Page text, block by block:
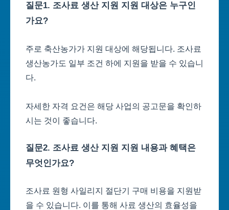
질문1. 조사료 생산 지원 지원 대상은 누구인
가요?
주로 축산농가가 지원 대상에 해당됩니다. 조사료
생산농가도 일부 조건 하에 지원을 받을 수 있습니
다.
자세한 자격 요건은 해당 사업의 공고문을 확인하
시는 것이 좋습니다.
질문2. 조사료 생산 지원 지원 내용과 혜택은
무엇인가요?
조사료 원형 사일리지 절단기 구매 비용을 지원받
을 수 있습니다. 이를 통해 사료 생산의 효율성을